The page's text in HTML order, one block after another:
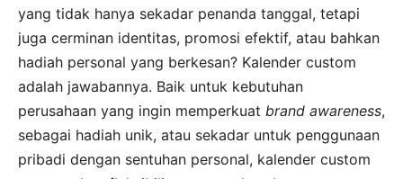
yang tidak hanya sekadar penanda tanggal, tetapi
juga cerminan identitas, promosi efektif, atau bahkan
hadiah personal yang berkesan? Kalender custom
adalah jawabannya. Baik untuk kebutuhan
perusahaan yang ingin memperkuat brand awareness,
sebagai hadiah unik, atau sekadar untuk penggunaan
pribadi dengan sentuhan personal, kalender custom